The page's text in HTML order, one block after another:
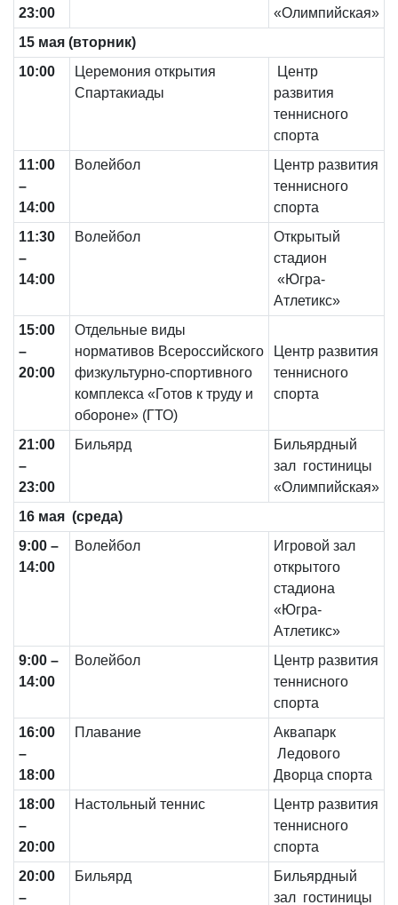
23:00
«Олимпийская»
15мая (вторник)
10:00
Церемония открытия
Спартакиады
Центр
развития
теннисного
спорта
11:00
–
14:00
Волейбол
Центр развития
теннисного
спорта
11:30
–
14:00
Волейбол
Открытый
стадион
«Югра-
Атлетикс»
15:00
–
20:00
Отдельные виды
нормативов Всероссийского
физкультурно-спортивного
комплекса «Готов к труду и
обороне» (ГТО)
Центр развития
теннисного
спорта
21:00
–
23:00
Бильярд
Бильярдный
зал гостиницы
«Олимпийская»
16мая (среда)
9:00 –
14:00
Волейбол
Игровой зал
открытого
стадиона
«Югра-
Атлетикс»
9:00 –
14:00
Волейбол
Центр развития
теннисного
спорта
16:00
–
18:00
Плавание
Аквапарк
Ледового
Дворца спорта
18:00
–
20:00
Настольный теннис
Центр развития
теннисного
спорта
20:00
–
Бильярд
Бильярдный
зал гостиницы